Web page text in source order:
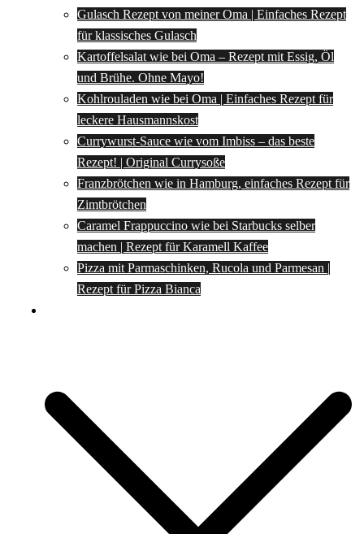
Gulasch Rezept von meiner Oma | Einfaches Rezept
für klassisches Gulasch
Kartoffelsalat wie bei Oma – Rezept mit Essig, Öl
und Brühe. Ohne Mayo!
Kohlrouladen wie bei Oma | Einfaches Rezept für
leckere Hausmannskost
Currywurst-Sauce wie vom Imbiss – das beste
Rezept! | Original Currysoße
Franzbrötchen wie in Hamburg, einfaches Rezept für
Zimtbrötchen
Caramel Frappuccino wie bei Starbucks selber
machen | Rezept für Karamell Kaffee
Pizza mit Parmaschinken, Rucola und Parmesan |
Rezept für Pizza Bianca